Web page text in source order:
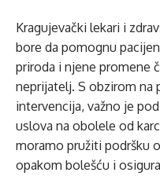
Kragujevački lekari i
bore da pomognu
priroda i njene promene
neprijatelj. S obzirom na
intervencija, važno je
uslova na obolele od
moramo pružiti podršku
opakom bolešću i